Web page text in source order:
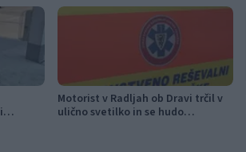
Motorist v Radljah ob Dravi trčil v
ulično svetilko in se hudo